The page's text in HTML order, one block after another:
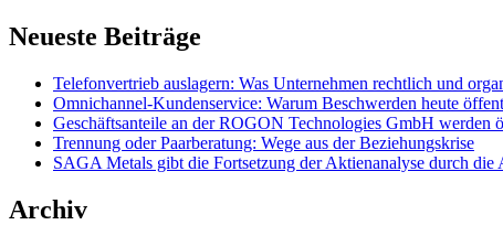
Neueste Beiträge
Telefonvertrieb auslagern: Was Unternehmen rechtlich und
Omnichannel-Kundenservice: Warum Beschwerden heute
Geschäftsanteile an der ROGON Technologies GmbH werden
Trennung oder Paarberatung: Wege aus der Beziehungskrise
SAGA Metals gibt die Fortsetzung der Aktienanalyse durch
Archiv